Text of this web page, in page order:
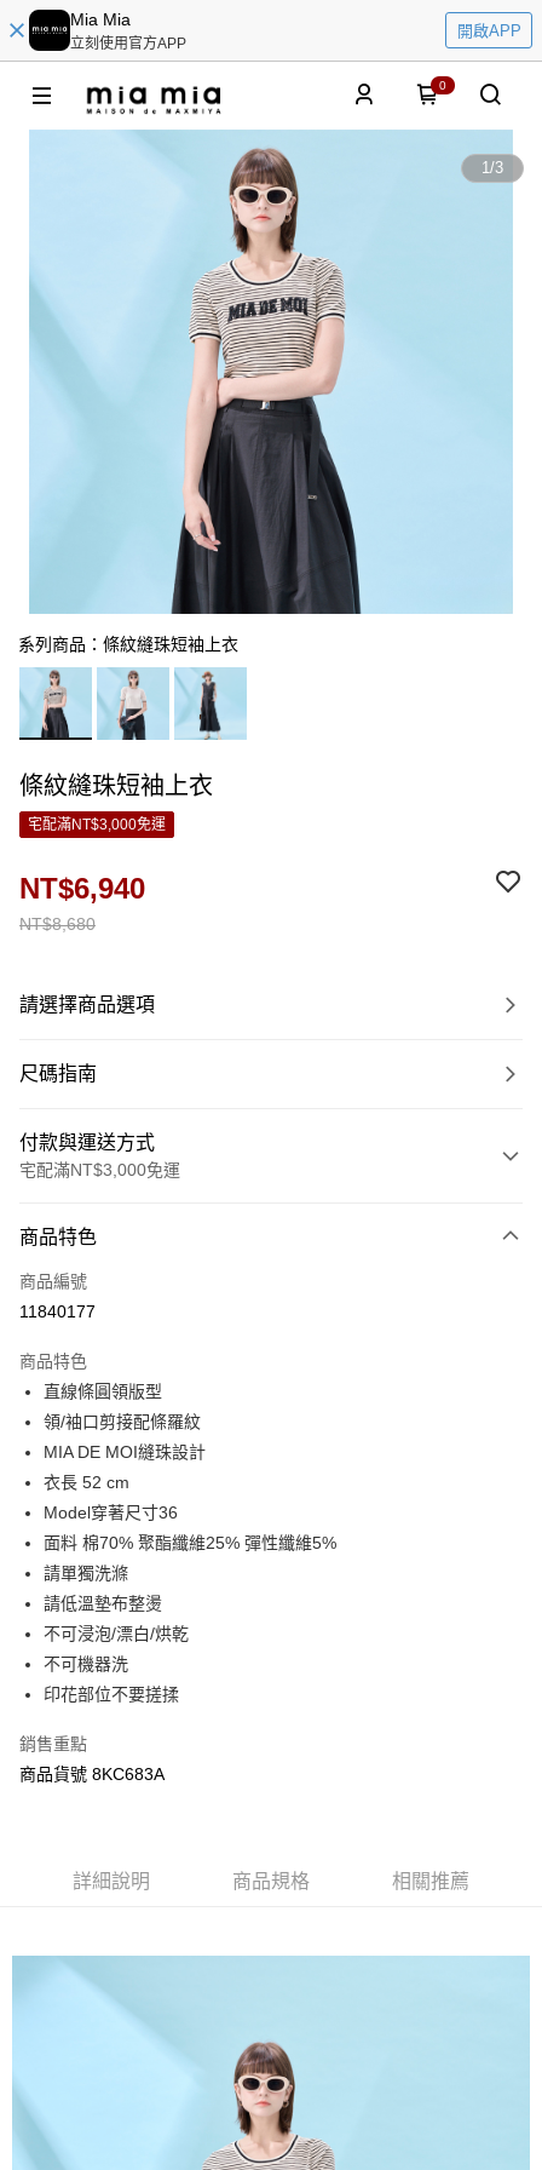
Mia Mia
立刻使用官方APP
開啟APP
0
1/3
系列商品：條紋縫珠短袖上衣
條紋縫珠短袖上衣
宅配滿NT$3,000免運
NT$8,680
NT$6,940
請選擇商品選項
尺碼指南
付款與運送方式
宅配滿NT$3,000免運
信用卡一次付款
LINE Pay
街口支付
悠遊付
Google Pay
全盈+PAY
AFTEE先享後付
相關說明
【關於「AFTEE先享後付」】
AFTEE先享後付是「在收到商品之後才付款」的支付方式。 讓您購物簡單
便利好安心！
１．簡單：不需註冊會員、不需綁卡、不需儲值。
２．便利：只要手機號碼，簡訊認證，即可結帳。
【「AFTEE先享後付」結帳流程】
ATM／網路銀行／等多元方式進行付款，方視為交易完成。
※ 交易是否成功請以「AFTEE先享後付 」之結帳頁面顯示為準，若有關於
１．透過由恩沛科技股份有限公司提供之「AFTEE先享後付」服務完成之交
易，需依本服務之必要範圍內提供個人資料，並將交易相關給付款項請求債
權轉讓予恩沛科技股份有限公司。
２．關於個人資料處理事宜，請瀏覽以下網址：
https://aftee.tw/terms/#terms3
ATM付款
運送方式
宅配
每筆NT$120，滿NT$3,000(含以上)免運費
商品特色
商品編號
11840177
商品特色
直線條圓領版型
領/袖口剪接配條羅紋
MIA DE MOI縫珠設計
衣長 52 cm
Model穿著尺寸36
面料 棉70% 聚酯纖維25% 彈性纖維5%
請單獨洗滌
請低溫墊布整燙
不可浸泡/漂白/烘乾
不可機器洗
印花部位不要搓揉
銷售重點
商品貨號 8KC683A
詳細說明 商品規格 相關推薦